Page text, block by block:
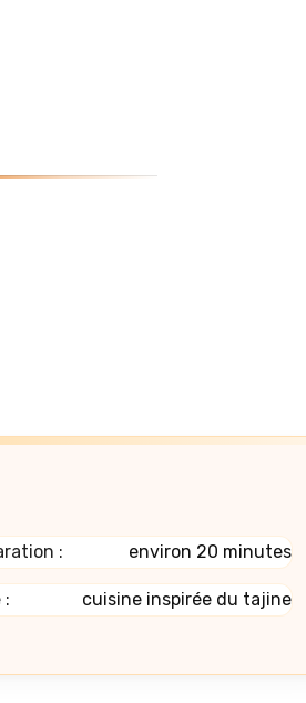
: environ 20 minutes
cuisine inspirée du tajine